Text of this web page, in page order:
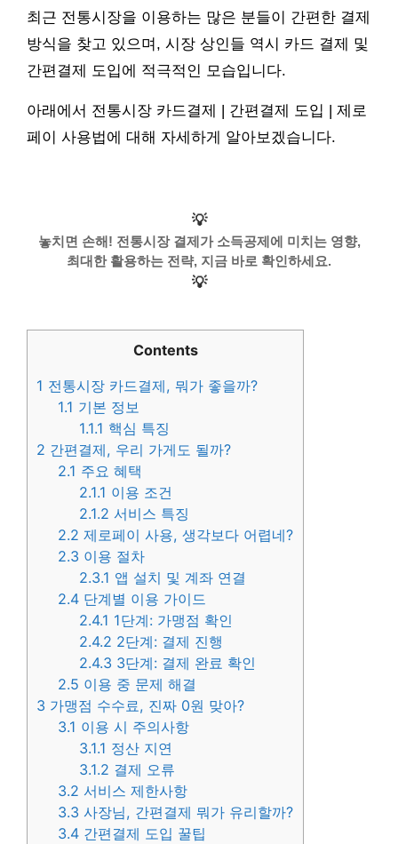
최근 전통시장을 이용하는 많은 분들이 간편한 결제
방식을 찾고 있으며, 시장 상인들 역시 카드 결제 및
간편결제 도입에 적극적인 모습입니다.
아래에서 전통시장 카드결제 | 간편결제 도입 | 제로
페이 사용법에 대해 자세하게 알아보겠습니다.
💡
놓치면 손해! 전통시장 결제가 소득공제에 미치는 영향,
최대한 활용하는 전략, 지금 바로 확인하세요.
💡
Contents
1 전통시장 카드결제, 뭐가 좋을까?
1.1 기본 정보
1.1.1 핵심 특징
2 간편결제, 우리 가게도 될까?
2.1 주요 혜택
2.1.1 이용 조건
2.1.2 서비스 특징
2.2 제로페이 사용, 생각보다 어렵네?
2.3 이용 절차
2.3.1 앱 설치 및 계좌 연결
2.4 단계별 이용 가이드
2.4.1 1단계: 가맹점 확인
2.4.2 2단계: 결제 진행
2.4.3 3단계: 결제 완료 확인
2.5 이용 중 문제 해결
3 가맹점 수수료, 진짜 0원 맞아?
3.1 이용 시 주의사항
3.1.1 정산 지연
3.1.2 결제 오류
3.2 서비스 제한사항
3.3 사장님, 간편결제 뭐가 유리할까?
3.4 간편결제 도입 꿀팁